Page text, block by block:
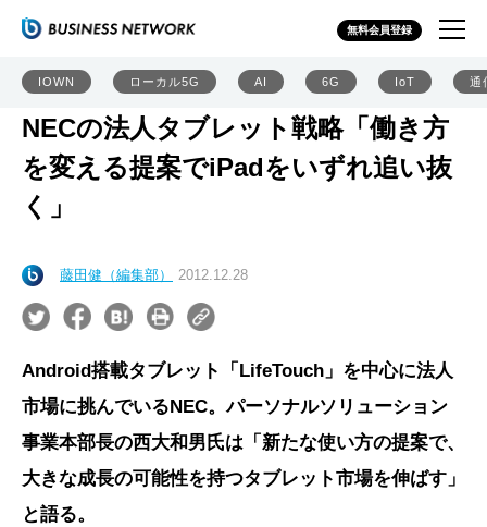
無料会員登録
IOWN ローカル5G AI 6G IoT 通
NECの法人タブレット戦略「働き方
を変える提案でiPadをいずれ追い抜
く」
藤田健（編集部） 2012.12.28
Android搭載タブレット「LifeTouch」を中心に法人
市場に挑んでいるNEC。パーソナルソリューション
事業本部長の西大和男氏は「新たな使い方の提案で、
大きな成長の可能性を持つタブレット市場を伸ばす」
と語る。